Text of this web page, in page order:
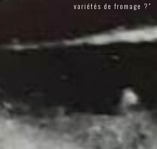
variétés de fromage ?"